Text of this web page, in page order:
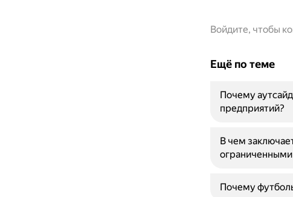
Войдите, чтобы
Ещё по теме
Почему
предприятий?
В чем
Почему